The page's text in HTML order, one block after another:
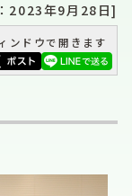
2023年9月28日]
ンドウで開きます